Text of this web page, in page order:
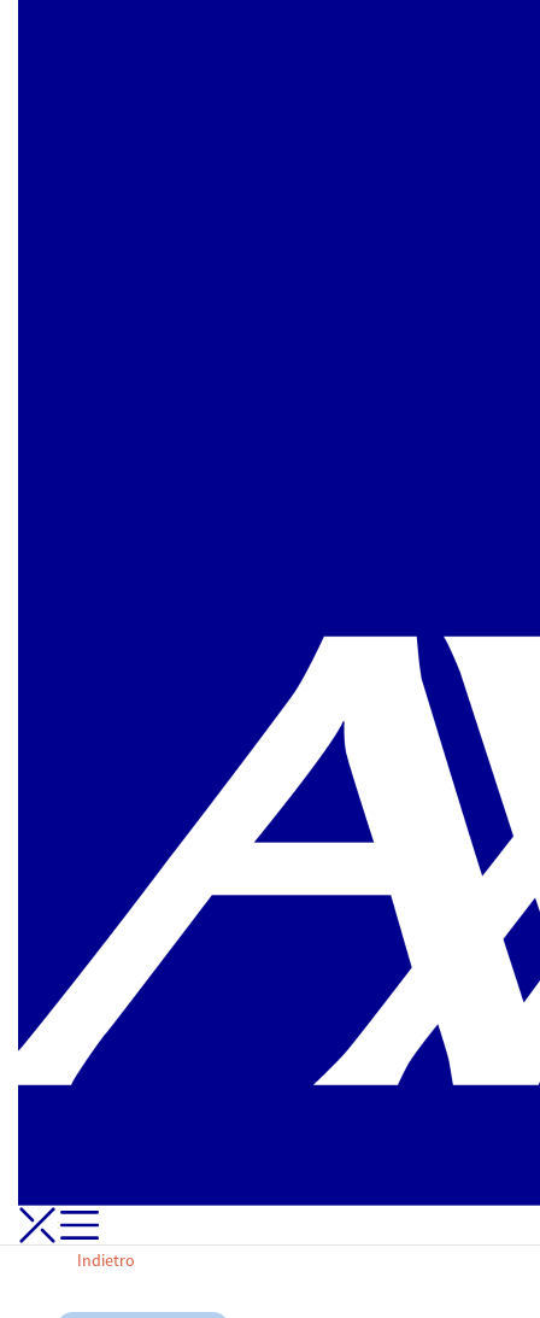
Apri-Chiudi Menu di navigazione
Indietro